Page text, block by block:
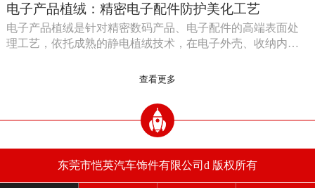
电子产品植绒：精密电子配件防护美化工艺
电子产品植绒是针对精密数码产品、电子配件的高端表面处
理工艺，依托成熟的静电植绒技术，在电子外壳、收纳内
查看更多
东莞市恺英汽车饰件有限公司d 版权所有